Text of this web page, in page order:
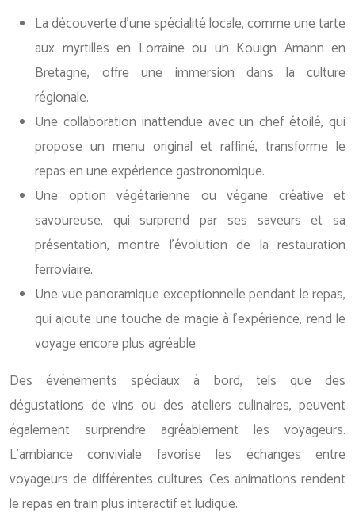
La découverte d’une spécialité locale, comme une tarte
aux myrtilles en Lorraine ou un Kouign Amann en
Bretagne, offre une immersion dans la culture
régionale.
Une collaboration inattendue avec un chef étoilé, qui
propose un menu original et raffiné, transforme le
repas en une expérience gastronomique.
Une option végétarienne ou végane créative et
savoureuse, qui surprend par ses saveurs et sa
présentation, montre l’évolution de la restauration
ferroviaire.
Une vue panoramique exceptionnelle pendant le repas,
qui ajoute une touche de magie à l’expérience, rend le
voyage encore plus agréable.
Des événements spéciaux à bord, tels que des
dégustations de vins ou des ateliers culinaires, peuvent
également surprendre agréablement les voyageurs.
L’ambiance conviviale favorise les échanges entre
voyageurs de différentes cultures. Ces animations rendent
le repas en train plus interactif et ludique.